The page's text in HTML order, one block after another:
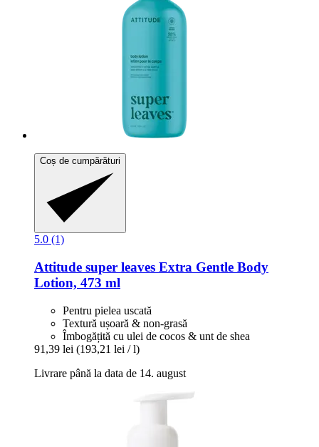
Coș de cumpărături
5.0 (1)
Attitude super leaves Extra Gentle Body
Lotion, 473 ml
Pentru pielea uscată
Textură ușoară & non-grasă
Îmbogățită cu ulei de cocos & unt de shea
91,39 lei (193,21 lei / l)
Livrare până la data de 14. august